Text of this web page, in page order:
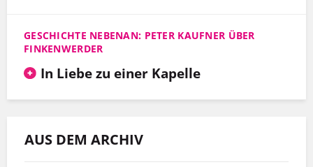
GESCHICHTE NEBENAN: PETER KAUFNER ÜBER
FINKENWERDER
In Liebe zu einer Kapelle
AUS DEM ARCHIV